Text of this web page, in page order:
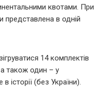
квотами. При
представлена в одній
14 комплектів
а також один – у
історії (без України).